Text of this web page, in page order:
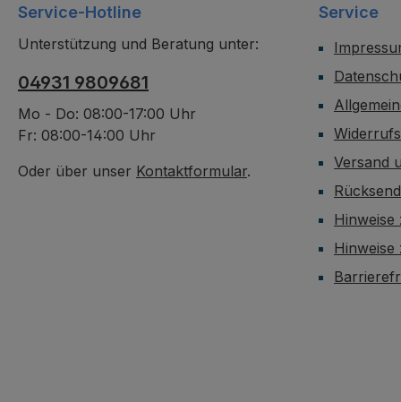
Service-Hotline
Unterstützung und Beratung unter:
04931 9809681
Mo - Do: 08:00-17:00 Uhr
Fr: 08:00-14:00 Uhr
Oder über unser Kontaktformular.
Service
Versand
Hinweise